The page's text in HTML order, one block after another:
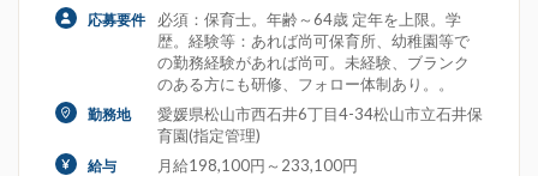
応募要件
必須：保育士。年齢～64歳 定年を上限。学
歴。経験等：あれば尚可保育所、幼稚園等で
の勤務経験があれば尚可。未経験、ブランク
のある方にも研修、フォロー体制あり。。
勤務地
愛媛県松山市西石井6丁目4-34松山市立石井保
育園(指定管理)
給与 月給198,100円～233,100円